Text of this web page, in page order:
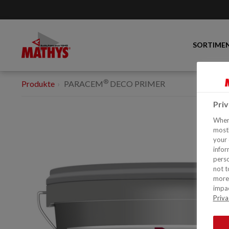
Produkte PARACEM ® DECO PRIMER
your
not